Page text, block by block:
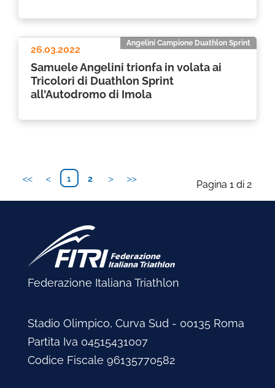
Angelini Campione Duathlon Sprint
26.03.2022
Samuele Angelini trionfa in volata ai
Tricolori di Duathlon Sprint
all’Autodromo di Imola
Pagina 1 di 2
1 2
Federazione Italiana Triathlon
Stadio Olimpico, Curva Sud - 00135 Roma
Partita Iva 04515431007
Codice Fiscale 96135770582